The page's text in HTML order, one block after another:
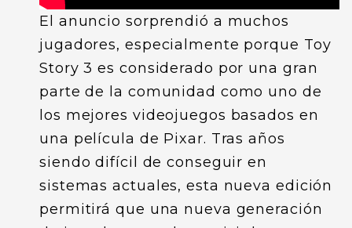
El anuncio sorprendió a muchos
jugadores, especialmente porque Toy
Story 3 es considerado por una gran
parte de la comunidad como uno de
los mejores videojuegos basados en
una película de Pixar. Tras años
siendo difícil de conseguir en
sistemas actuales, esta nueva edición
permitirá que una nueva generación